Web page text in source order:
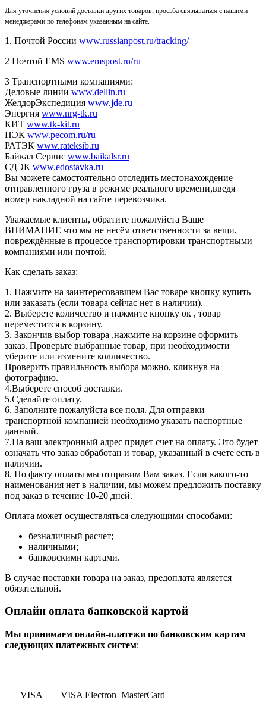
Для уточнения условий доставки других товаров, просьба связываться с нашими
менеджерами по телефонам указанным на сайте.
1. Почтой России www.russianpost.ru/tracking/
2 Почтой EMS www.emspost.ru/ru
3 Транспортными компаниями:
Деловые линии www.dellin.ru
ЖелдорЭкспедиция www.jde.ru
Энергия www.nrg-tk.ru
КИТ www.tk-kit.ru
ПЭК www.pecom.ru/ru
РАТЭК www.rateksib.ru
Байкал Сервис www.baikalsr.ru
СДЭК www.edostavka.ru
Вы можете самостоятельно отследить местонахождение
отправленного груза в режиме реального времени,введя
номер накладной на сайте перевозчика.
Уважаемые клиенты, обратите пожалуйста Ваше
ВНИМАНИЕ что мы не несём ответственности за вещи,
повреждённые в процессе транспортировки транспортными
компаниями или почтой.
Как сделать заказ:
1. Нажмите на заинтересовавшем Вас товаре кнопку купить
или заказать (если товара сейчас нет в наличии).
2. Выберете количество и нажмите кнопку ок , товар
переместится в корзину.
3. Закончив выбор товара ,нажмите на корзине оформить
заказ. Проверьте выбранные товар, при необходимости
уберите или измените колличество.
Проверить правильность выбора можно, кликнув на
фотографию.
4.Выберете способ доставки.
5.Сделайте оплату.
6. Заполните пожалуйста все поля. Для отправки
транспортной компанией необходимо указать паспортные
данный.
7.На ваш электронный адрес придет счет на оплату. Это будет
означать что заказ обработан и товар, указанный в счете есть в
наличии.
8. По факту оплаты мы отправим Вам заказ. Если какого-то
наименования нет в наличии, мы можем предложить поставку
под заказ в течение 10-20 дней.
Оплата может осуществляться следующими способами:
безналичный расчет;
наличными;
банковскими картами.
В случае поставки товара на заказ, предоплата является
обязательной.
Онлайн оплата банковской картой
Мы принимаем онлайн-платежи по банковским картам
cледующих платежных систем:
VISA VISA Electron MasterCard